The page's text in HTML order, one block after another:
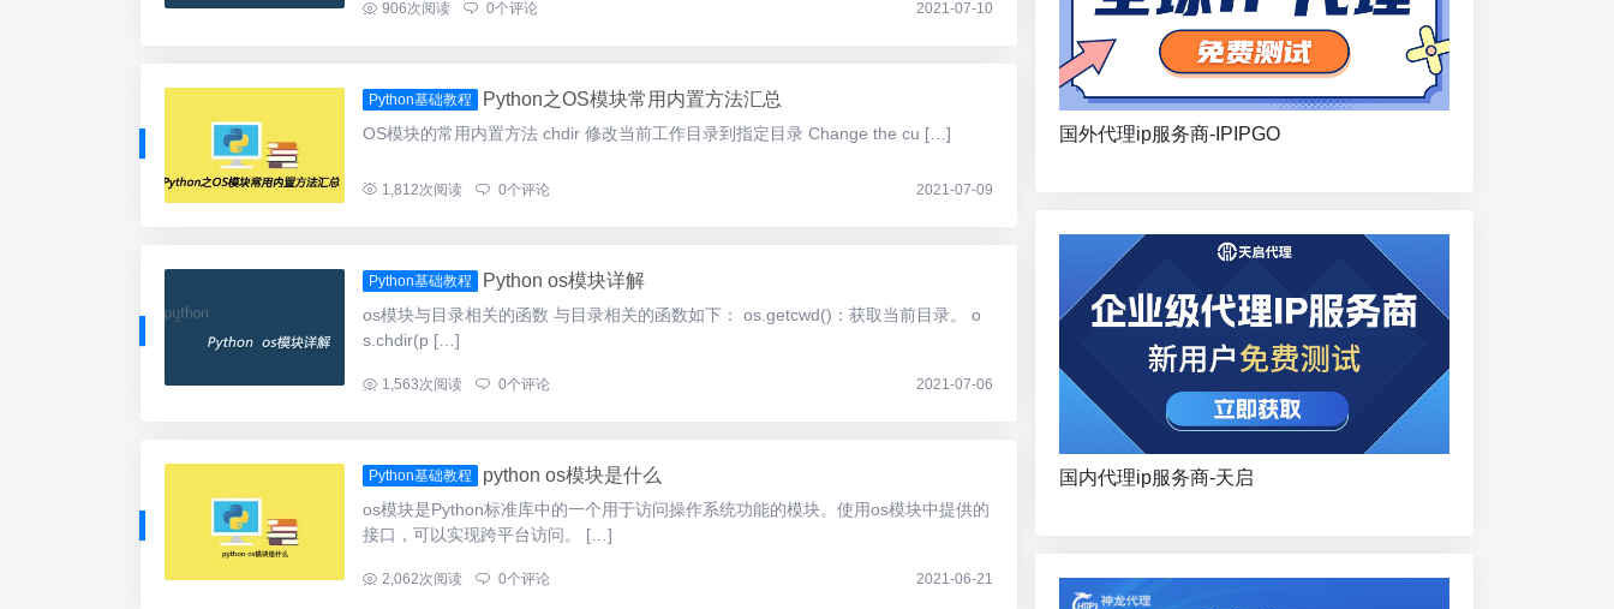
... 906次阅读 0个评论 2021-07-10
Python基础教程 Python之OS模块常用内置方法汇总
OS模块的常用内置方法 chdir 修改当前工作目录到指定目录 Change the cu […]
1,812次阅读 0个评论 2021-07-09
Python基础教程 Python os模块详解
os模块与目录相关的函数 与目录相关的函数如下： os.getcwd()：获取当前目录。 o
s.chdir(p […]
... 1,563次阅读 0个评论 2021-07-06
Python基础教程 python os模块是什么
os模块是Python标准库中的一个用于访问操作系统功能的模块。使用os模块中提供的
接口，可以实现跨平台访问。 […]
... 2,062次阅读 0个评论 2021-06-21
国外代理ip服务商-IPIPGO
国内代理ip服务商-天启